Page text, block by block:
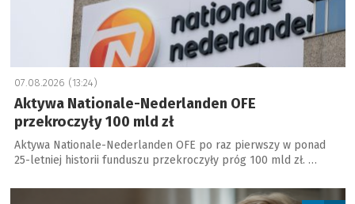
07.08.2026 (13:24)
Aktywa Nationale-Nederlanden OFE
przekroczyły 100 mld zł
Aktywa Nationale-Nederlanden OFE po raz pierwszy w ponad
25-letniej historii funduszu przekroczyły próg 100 mld zł. …
a